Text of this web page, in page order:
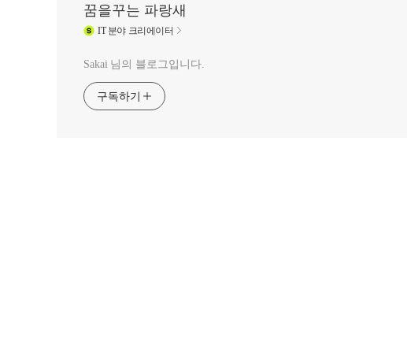
꿈을꾸는 파랑새
IT분야 크리에이터
Sakai 님의 블로그입니다.
구독하기